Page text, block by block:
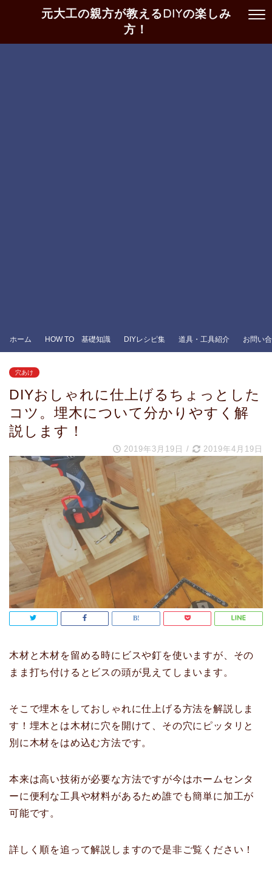
元大工の親方が教えるDIYの楽しみ
方！
ホーム HOW TO 基礎知識 DIYレシピ集 道具・工具紹介 お問い
穴あけ
DIYおしゃれに仕上げるちょっとした
コツ。埋木について分かりやすく解
説します！
2019年3月19日 / 2019年4月19日
木材と木材を留める時にビスや釘を使いますが、その
まま打ち付けるとビスの頭が見えてしまいます。
そこで埋木をしておしゃれに仕上げる方法を解説しま
す！埋木とは木材に穴を開けて、その穴にピッタリと
別に木材をはめ込む方法です。
本来は高い技術が必要な方法ですが今はホームセンタ
ーに便利な工具や材料があるため誰でも簡単に加工が
可能です。
詳しく順を追って解説しますので是非ご覧ください！